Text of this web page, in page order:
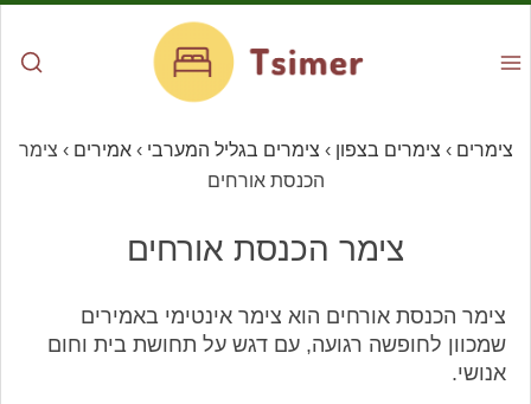
צימרים › צימרים בצפון › צימרים בגליל המערבי ›אמירים › צימר
הכנסת אורחים
צימר הכנסת אורחים
צימר הכנסת אורחים הוא צימר אינטימי באמירים
שמכוון לחופשה רגועה, עם דגש על תחושת בית וחום
אנושי.